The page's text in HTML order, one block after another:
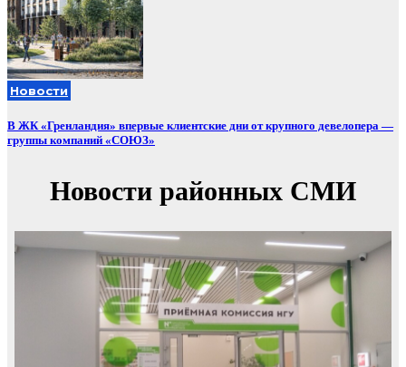
Новости
В ЖК «Гренландия» впервые клиентские дни от крупного девелопера —
группы компаний «СОЮЗ»